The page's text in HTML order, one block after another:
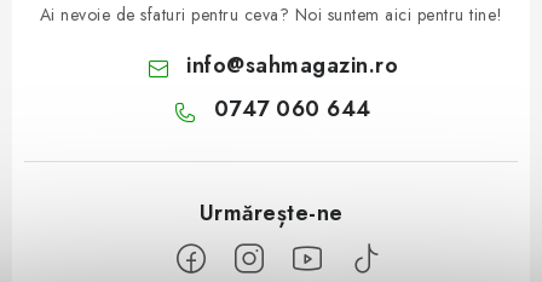
Ai nevoie de sfaturi pentru ceva? Noi suntem aici pentru tine!
info@sahmagazin.ro
0747 060 644